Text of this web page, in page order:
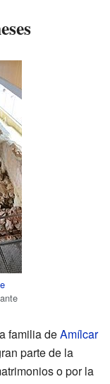
familia deAmílcar
parte de la
o por la